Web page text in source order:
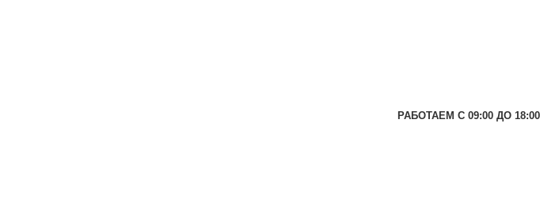
РАБОТАЕМ С 09:00 ДО 18:00